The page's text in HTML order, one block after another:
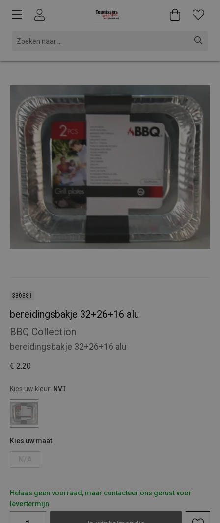
330381
bereidingsbakje 32+26+16 alu
BBQ Collection
bereidingsbakje 32+26+16 alu
€ 2,20
Kies uw kleur: NVT
Kies uw maat
Helaas geen voorraad, maar contacteer ons gerust voor
levertermijn